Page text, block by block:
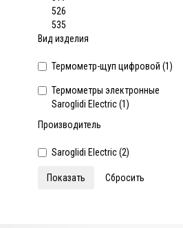
526
535
Вид изделия
Термометр-щуп цифровой (1)
Термометры электронные
Saroglidi Electric (1)
Производитель
Saroglidi Electric (2)